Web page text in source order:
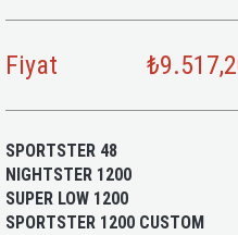
Fiyat
SPORTSTER 48
NIGHTSTER 1200
SUPER LOW 1200
SPORTSTER 1200 CUSTOM